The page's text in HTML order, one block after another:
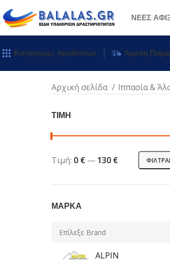
ΝΕΕΣ
Κατηγορίες προϊόντων Άμεση
Αρχική σελίδα Ιππασία &
ΤΙΜΗ
Τιμή: 0 € — 130 €
ΜΑΡΚΑ
ALPIN